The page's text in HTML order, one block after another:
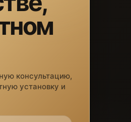
консультацию,
установку и